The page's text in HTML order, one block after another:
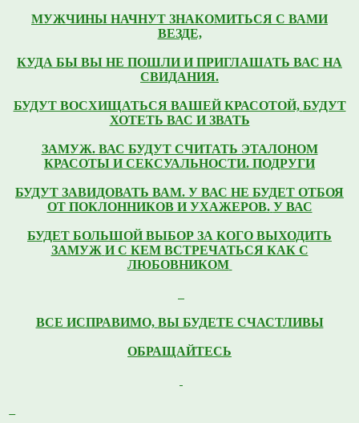
МУЖЧИНЫ НАЧНУТ ЗНАКОМИТЬСЯ С ВАМИ
ВЕЗДЕ,
КУДА БЫ ВЫ НЕ ПОШЛИ И ПРИГЛАШАТЬ ВАС НА
СВИДАНИЯ.
БУДУТ ВОСХИЩАТЬСЯ ВАШЕЙ КРАСОТОЙ, БУДУТ
ХОТЕТЬ ВАС И ЗВАТЬ
ЗАМУЖ. ВАС БУДУТ СЧИТАТЬ ЭТАЛОНОМ
КРАСОТЫ И СЕКСУАЛЬНОСТИ. ПОДРУГИ
БУДУТ ЗАВИДОВАТЬ ВАМ. У ВАС НЕ БУДЕТ ОТБОЯ
ОТ ПОКЛОННИКОВ И УХАЖЕРОВ. У ВАС
БУДЕТ БОЛЬШОЙ ВЫБОР ЗА КОГО ВЫХОДИТЬ
ЗАМУЖ И С КЕМ ВСТРЕЧАТЬСЯ КАК С
ЛЮБОВНИКОМ
ВСЕ ИСПРАВИМО, ВЫ БУДЕТЕ СЧАСТЛИВЫ
ОБРАЩАЙТЕСЬ